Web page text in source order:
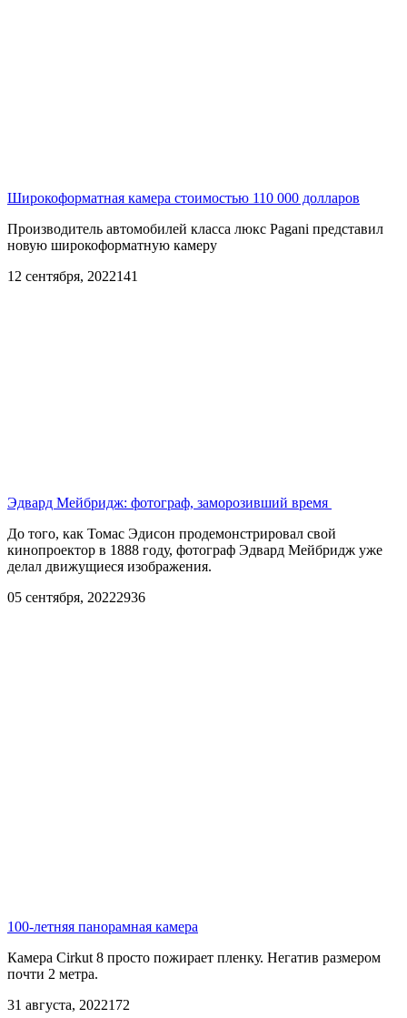
Широкоформатная камера стоимостью 110 000 долларов
Производитель автомобилей класса люкс Pagani представил
новую широкоформатную камеру
12 сентября, 2022141
Эдвард Мейбридж: фотограф, заморозивший время
До того, как Томас Эдисон продемонстрировал свой
кинопроектор в 1888 году, фотограф Эдвард Мейбридж уже
делал движущиеся изображения.
05 сентября, 20222936
100-летняя панорамная камера
Камера Cirkut 8 просто пожирает пленку. Негатив размером
почти 2 метра.
31 августа, 2022172